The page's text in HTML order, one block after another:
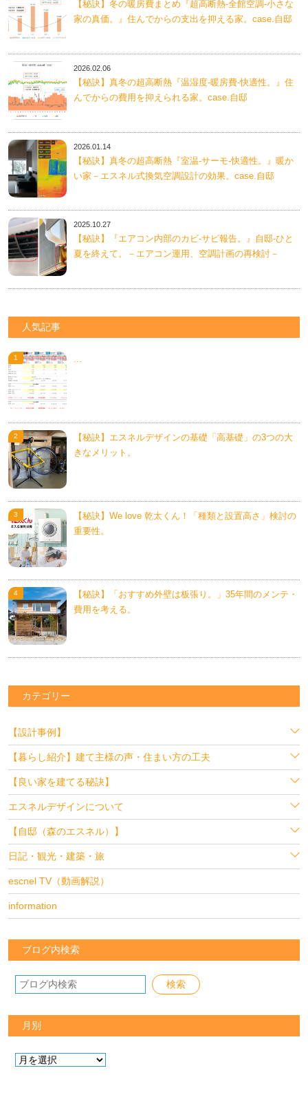
【秘訣】冬の暖房費まとめ『超高断熱-全館空調-小さな
家の真価。』住んでからの支出を抑える家。case.自邸
2026.02.06
【秘訣】真冬の超高断熱『温湿度-暖房費-快適性。』住
んでからの費用を抑えられる家。case.自邸
2026.01.14
【秘訣】真冬の超高断熱『室温-サーモ-快適性。』暖か
い家－エスネル式換気空調設計の効果。case.自邸
2025.10.27
【秘訣】『エアコン内部のカビ-サビ報告。』自邸-ひと
夏を終えて。－エアコン運用、空調計画の再検討－
人気記事
...
【秘訣】エスネルデザインの基礎「高基礎」の3つの大
きなメリット。
【秘訣】We love 乾太くん！「種類と設置高さ」検討の
重要性。
【秘訣】「おすすめ外壁は板張り。」35年間のメンテ・
費用を考える。
カテゴリー
【設計事例】
【暮らし紹介】建て主様の声・住まい方の工夫
【良い家を建てる秘訣】
エスネルデザインについて
【自邸（森のエスネル）】
日記・観光・建築・旅
escnel TV（動画解説）
information
ブログ内検索
月別